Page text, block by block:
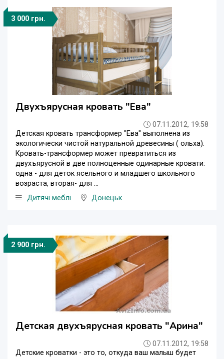
3 000 грн.
Двухъярусная кровать "Ева"
07.11.2012, 19:58
Детская кровать трансформер "Ева" выполнена из
экологически чистой натуральной древесины ( ольха).
Кровать-трансформер может превратиться из
двухъярусной в две полноценные одинарные кровати:
одна - для деток ясельного и младшего школьного
возраста, вторая- для ...
Дитячі меблі
Донецьк
2 900 грн.
Детская двухъярусная кровать "Арина"
07.11.2012, 19:58
Детские кроватки - это то, откуда ваш малыш будет